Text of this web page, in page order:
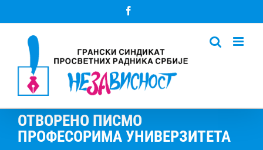
to
ОТВОРЕНО ПИСМО
ПРОФЕСОРИМА УНИВЕРЗИТЕТА